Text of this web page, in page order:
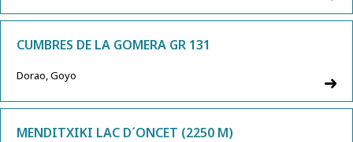
CUMBRES DE LA GOMERA GR 131
Dorao, Goyo
MENDITXIKI LAC D´ONCET (2250 M)